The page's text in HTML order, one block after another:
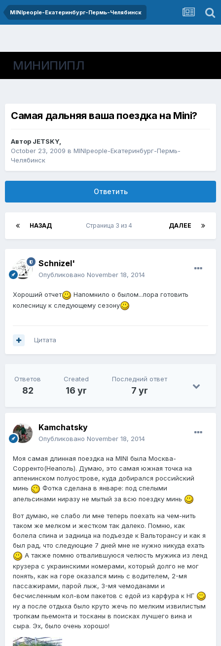
MINIpeople-Екатеринбург-Пермь-Челябинск
МИНИПИПЛ
Самая дальняя ваша поездка на Mini?
Автор JETSKY,
October 23, 2009 в MINIpeople-Екатеринбург-Пермь-
Челябинск
Ответить
НАЗАД ДАЛЕЕ
Страница 3 из 4
Schnizel'
Опубликовано November 18, 2014
Хороший отчет
Напомнило о былом...пора готовить
колесницу к следующему сезону
Цитата
Ответов
82
Created
16 yr
Последний ответ
7 yr
Kamchatsky
Опубликовано November 18, 2014
Моя самая длинная поездка на MINI была Москва-
Сорренто(Неаполь). Думаю, это самая южная точка на
аппенинском полуострове, куда добирался российский
минь
Фотка сделана в январе: под спелыми
апельсинами ниразу не мытый за всю поездку минь
Вот думаю, не слабо ли мне теперь поехать на чем-нить
таком же мелком и жестком так далеко. Помню, как
болела спина и задница на подъезде к Вальторансу и как я
был рад, что следующие 7 дней мне не нужно никуда ехать
А также помню отвалившуюся челюсть мужика из ленд
крузера с украинскими номерами, который долго не мог
понять, как на горе оказался минь с водителем, 2-мя
пассажирами, парой лыж, 3-мя чемоданами и
бесчисленным кол-вом пакетов с едой из карфура к НГ
ну а после отдыха было круто жечь по мелким извилистым
тропкам пьемонта и тосканы в поисках лучшего вина и
сыра. Эх, было очень хорошо!